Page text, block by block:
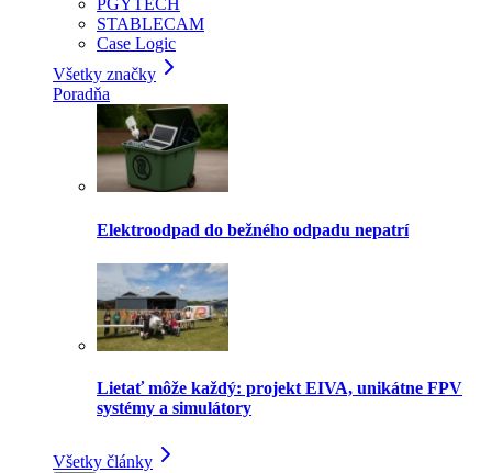
PGYTECH
STABLECAM
Case Logic
Všetky značky
Poradňa
Elektroodpad do bežného odpadu nepatrí
Lietať môže každý: projekt EIVA, unikátne FPV
systémy a simulátory
Všetky články